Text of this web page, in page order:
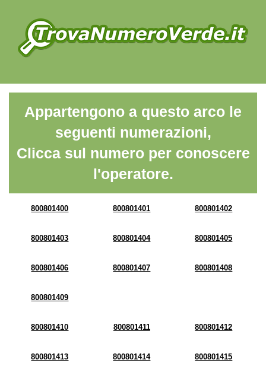
Appartengono a questo arco le
seguenti numerazioni,
Clicca sul numero per conoscere
l'operatore.
800801400 800801401 800801402
800801403 800801404 800801405
800801406 800801407 800801408
800801409
800801410 800801411 800801412
800801413 800801414 800801415